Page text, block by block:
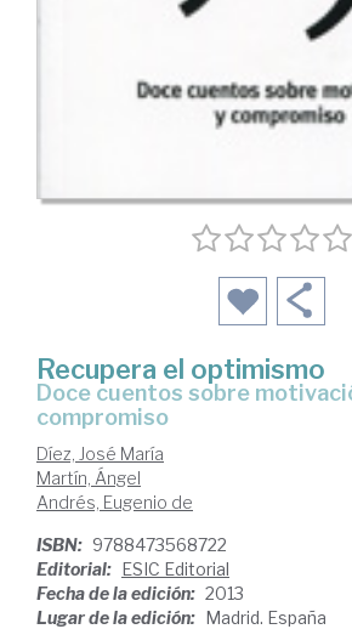
Recupera el optimismo
doce cuentos sobre motivación y
compromiso
Díez, José María
Martín, Ángel
Andrés, Eugenio de
ISBN: 9788473568722
Editorial: ESIC Editorial
Fecha de la edición: 2013
Lugar de la edición: Madrid. España